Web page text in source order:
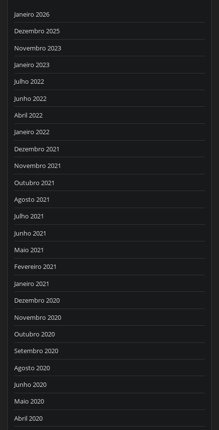
Janeiro 2026
Dezembro 2025
Novembro 2023
Janeiro 2023
Julho 2022
Junho 2022
Abril 2022
Janeiro 2022
Dezembro 2021
Novembro 2021
Outubro 2021
Agosto 2021
Julho 2021
Junho 2021
Maio 2021
Fevereiro 2021
Janeiro 2021
Dezembro 2020
Novembro 2020
Outubro 2020
Setembro 2020
Agosto 2020
Junho 2020
Maio 2020
Abril 2020